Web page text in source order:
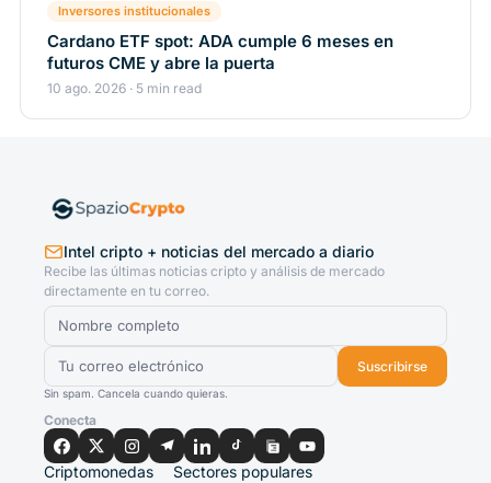
Inversores institucionales
Cardano ETF spot: ADA cumple 6 meses en
futuros CME y abre la puerta
10 ago. 2026 · 5 min read
Intel cripto + noticias del mercado a diario
Recibe las últimas noticias cripto y análisis de mercado
directamente en tu correo.
Suscribirse
Sin spam. Cancela cuando quieras.
Conecta
Criptomonedas Sectores populares